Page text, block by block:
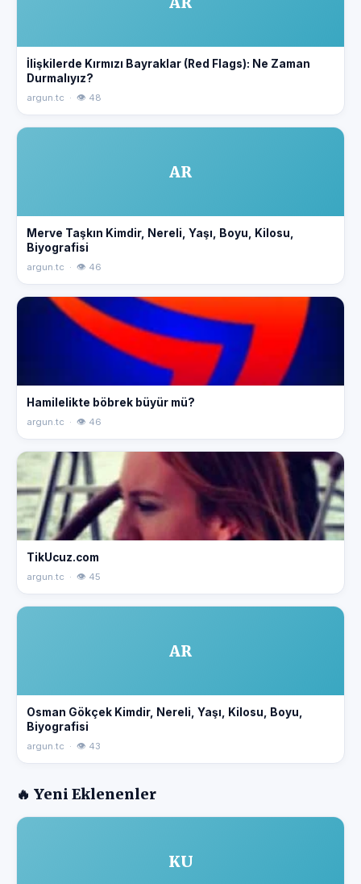
İlişkilerde Kırmızı Bayraklar (Red Flags): Ne Zaman
Durmalıyız?
argun.tc · 👁 48
AR
Merve Taşkın Kimdir, Nereli, Yaşı, Boyu, Kilosu,
Biyografisi
argun.tc · 👁 46
Hamilelikte böbrek büyür mü?
argun.tc · 👁 46
TikUcuz.com
argun.tc · 👁 45
AR
Osman Gökçek Kimdir, Nereli, Yaşı, Kilosu, Boyu,
Biyografisi
argun.tc · 👁 43
🔥 Yeni Eklenenler
KU